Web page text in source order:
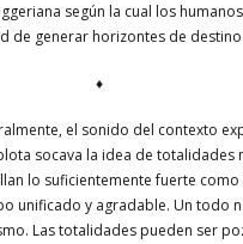
según la cual los
de generar horizontes de
♦
el sonido del contexto
socava la idea de totalidades
lo suficientemente fuerte
unificado y agradable. Un todo
Las totalidades pueden ser